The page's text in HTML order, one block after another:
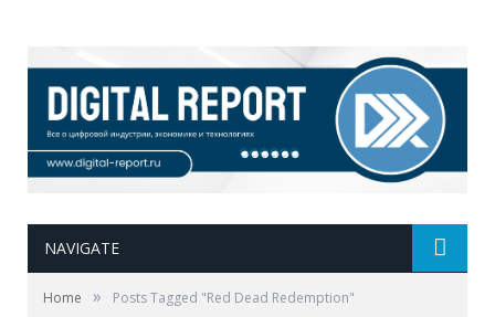
NAVIGATE
Home » Posts Tagged "Red Dead Redemption"